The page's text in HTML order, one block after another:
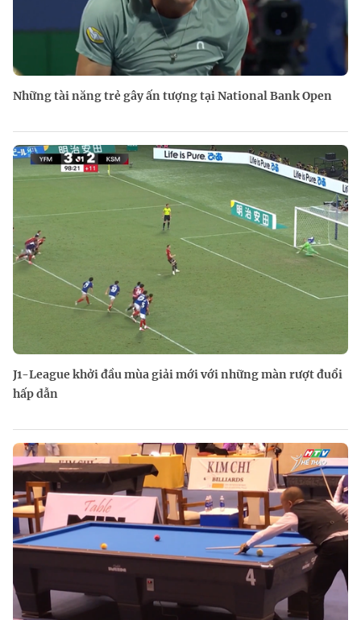
Những tài năng trẻ gây ấn tượng tại National Bank Open
J1-League khởi đầu mùa giải mới với những màn rượt đuổi
hấp dẫn